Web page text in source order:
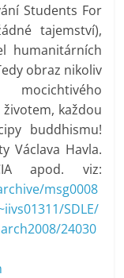
Students For
tajemství),
humanitárních
obraz nikoliv
každou
buddhismu!
Václava Havla.
apod. viz:
msg0008
SDLE/
24030